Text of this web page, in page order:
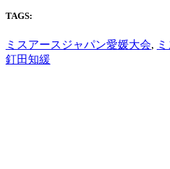
TAGS:
ミスアースジャパン愛媛大会,
釘田知緩